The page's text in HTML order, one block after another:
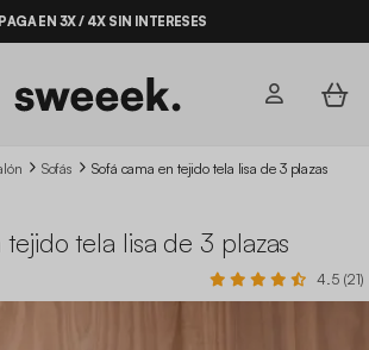
PAGA EN 3X / 4X SIN INTERESES
Sofás Sofá cama en tejido tela lisa de 3 plazas
tela lisa de 3 plazas
4.5 (21)